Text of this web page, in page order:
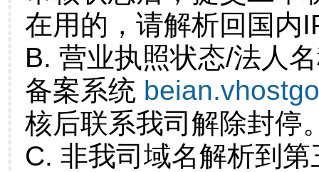
在用的，请解析回国内
B. 营业执照状态/法人
备案系统
核后联系我司解除封停
C. 非我司域名解析到